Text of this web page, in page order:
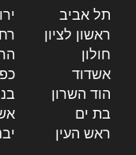
תל אביב
ראשון לציון
חולון
אשדוד
הוד השרון
בת ים
ראש העין